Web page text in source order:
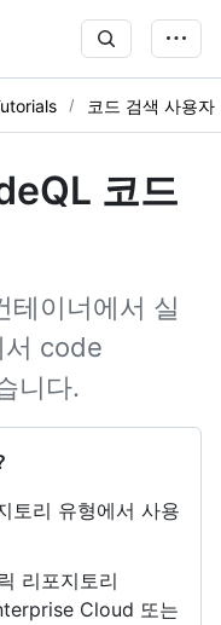
코드 검색 사용자
코드
테이너에서 실
서 code
니다.
토리 유형에서 사용
리포지토리
Cloud 또는